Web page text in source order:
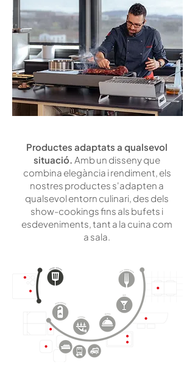
Productes adaptats a qualsevol
situació. Amb un disseny que
combina elegància i rendiment, els
nostres productes s'adapten a
qualsevol entorn culinari, des dels
show-cookings fins als bufets i
esdeveniments, tant a la cuina com
a sala.